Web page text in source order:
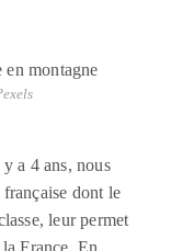
a 4 ans, nous
dont le
leur permet
France. En